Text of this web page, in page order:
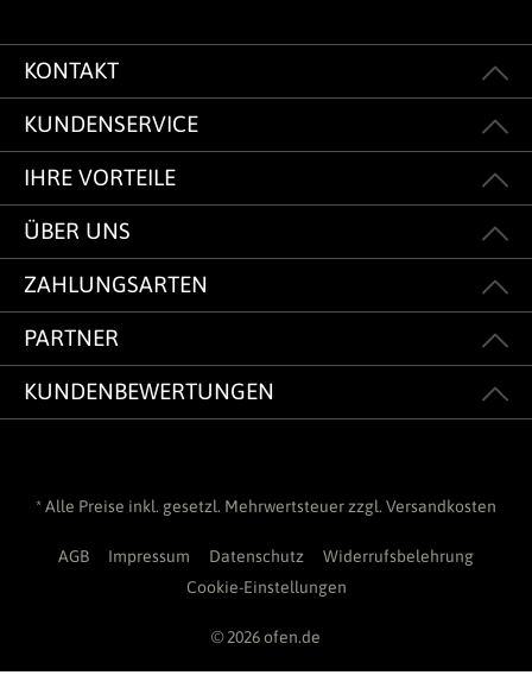
KONTAKT
KUNDENSERVICE
IHRE VORTEILE
ÜBER UNS
ZAHLUNGSARTEN
PARTNER
KUNDENBEWERTUNGEN
* Alle Preise inkl. gesetzl. Mehrwertsteuer zzgl. Versandkosten
AGB Impressum Datenschutz
Widerrufsbelehrung
Cookie-Einstellungen
© 2026 ofen.de